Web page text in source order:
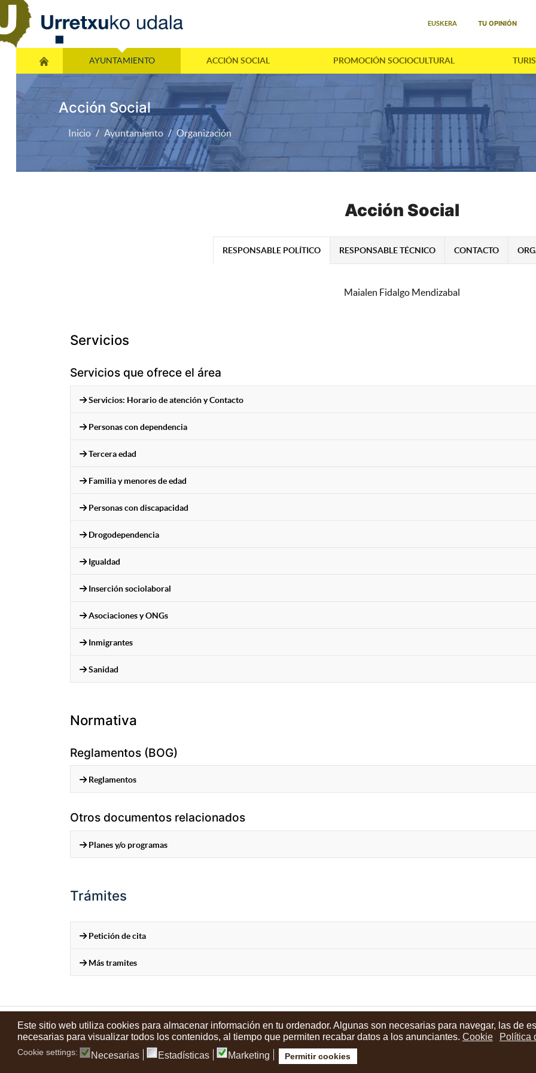
Este sitio web utiliza cookies para almacenar información en tu ordenador. Algunas son necesarias para navegar, las de
necesarias para visualizar todos los contenidos, al tiempo que permiten recabar datos a los anunciantes. Cookie Política
Cookie settings: Necesarias Estadísticas Marketing Permitir cookies
EUSKERA TU OPINIÓN
AYUNTAMIENTO ACCIÓN SOCIAL PROMOCIÓN SOCIOCULTURAL
Acción Social
Inicio Ayuntamiento Organización
Acción Social
RESPONSABLE POLÍTICO RESPONSABLE TÉCNICO CONTACTO
Maialen Fidalgo Mendizabal
Servicios
Servicios que ofrece el área
Servicios: Horario de atención y Contacto
Personas con dependencia
Tercera edad
Familia y menores de edad
Personas con discapacidad
Drogodependencia
Igualdad
Inserción sociolaboral
Asociaciones y ONGs
Inmigrantes
Sanidad
Normativa
Reglamentos (BOG)
Reglamentos
Otros documentos relacionados
Planes y/o programas
Trámites
Petición de cita
Más tramites
Contactos Condiciones de uso Aviso legal Noticias Tu opinión cuenta